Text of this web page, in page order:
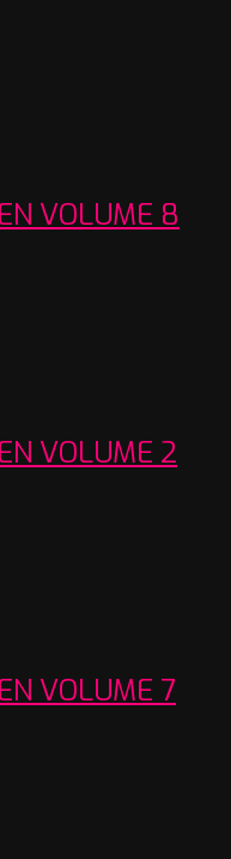
VOLUME 8
VOLUME 2
VOLUME 7